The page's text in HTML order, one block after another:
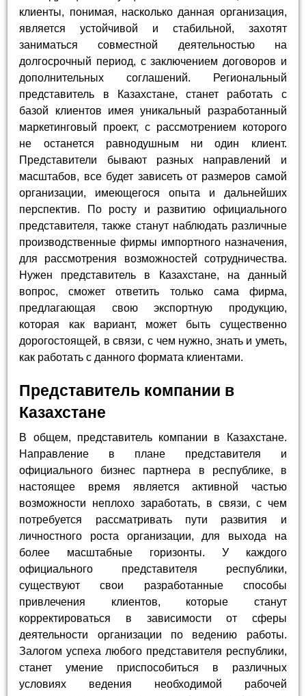
клиенты, понимая, насколько данная организация,
является устойчивой и стабильной, захотят
заниматься совместной деятельностью на
долгосрочный период, с заключением договоров и
дополнительных соглашений. Региональный
представитель в Казахстане, станет работать с
базой клиентов имея уникальный разработанный
маркетинговый проект, с рассмотрением которого
не останется равнодушным ни один клиент.
Представители бывают разных направлений и
масштабов, все будет зависеть от размеров самой
организации, имеющегося опыта и дальнейших
перспектив. По росту и развитию официального
представителя, также станут наблюдать различные
производственные фирмы импортного назначения,
для рассмотрения возможностей сотрудничества.
Нужен представитель в Казахстане, на данный
вопрос, сможет ответить только сама фирма,
предлагающая свою экспортную продукцию,
которая как вариант, может быть существенно
дорогостоящей, в связи, с чем нужно, знать и уметь,
как работать с данного формата клиентами.
Представитель компании в
Казахстане
В общем, представитель компании в Казахстане.
Направление в плане представителя и
официального бизнес партнера в республике, в
настоящее время является активной частью
возможности неплохо заработать, в связи, с чем
потребуется рассматривать пути развития и
личностного роста организации, для выхода на
более масштабные горизонты. У каждого
официального представителя республики,
существуют свои разработанные способы
привлечения клиентов, которые станут
корректироваться в зависимости от сферы
деятельности организации по ведению работы.
Залогом успеха любого представителя республики,
станет умение приспособиться в различных
условиях ведения необходимой рабочей